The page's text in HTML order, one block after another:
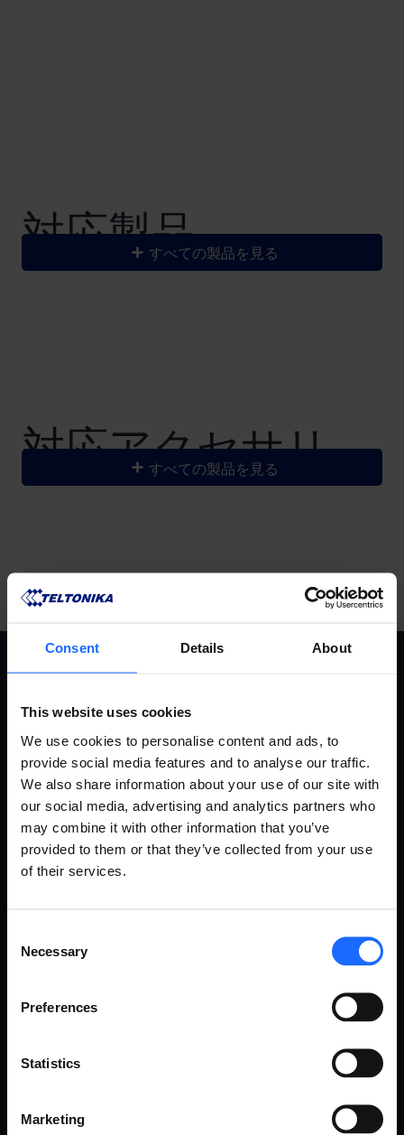
Consent Details About
This website uses cookies
We use cookies to personalise content and ads, to
provide social media features and to analyse our traffic.
We also share information about your use of our site with
our social media, advertising and analytics partners who
may combine it with other information that you’ve
provided to them or that they’ve collected from your use
of their services.
Selection
Necessary
Preferences
Statistics
Marketing
対応製品すべての製品を見る
​対応アクセサリ
すべての製品を見る
事例集
事例集
産業＆オートメーション
エネルギー＆ユーティリティ
スマートシティ
トランスポーテーション
企業
RMS（リモート・マネジメン
ト・システム）
ルーター
ゲートウェイ
ネットワーク スイッチ
サポー
ト
製品サポート
ラム
当社に
ついて
ミッション、ビジョン＆バリ